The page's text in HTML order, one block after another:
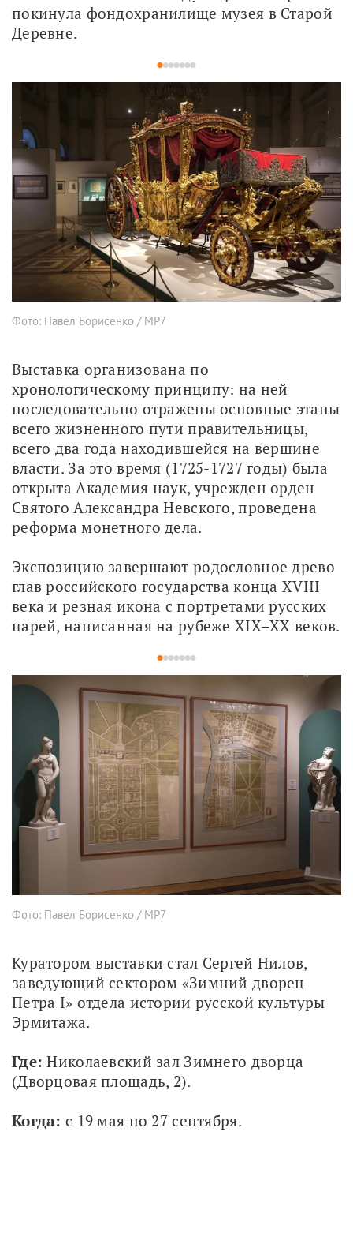
покинула фондохранилище музея в Старой
Деревне.
1234567
Фото: Павел Борисенко / МР7
Выставка организована по
хронологическому принципу: на ней
последовательно отражены основные этапы
всего жизненного пути правительницы,
всего два года находившейся на вершине
власти. За это время (1725-1727 годы) была
открыта Академия наук, учрежден орден
Святого Александра Невского, проведена
реформа монетного дела.
Экспозицию завершают родословное древо
глав российского государства конца XVIII
века и резная икона с портретами русских
царей, написанная на рубеже XIX–XX веков.
1234567
Фото: Павел Борисенко / МР7
Куратором выставки стал Сергей Нилов,
заведующий сектором «Зимний дворец
Петра I» отдела истории русской культуры
Эрмитажа.
Где: Николаевский зал Зимнего дворца
(Дворцовая площадь, 2).
Когда: с 19 мая по 27 сентября.